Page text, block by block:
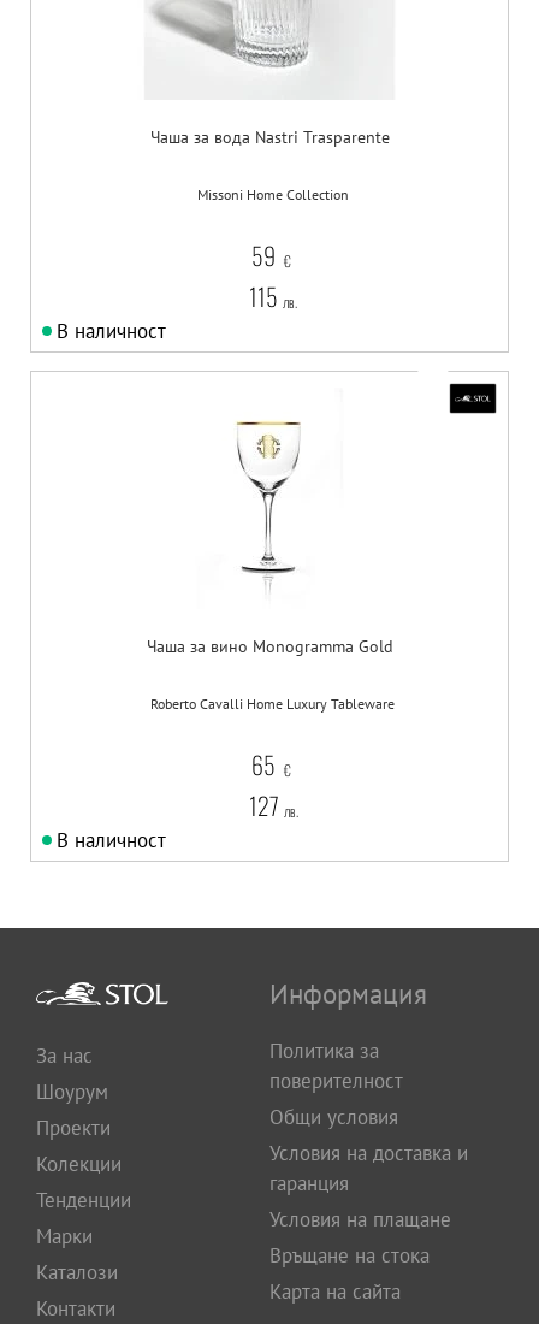
Чаша за вода Nastri Trasparente
Missoni Home Collection
59 €
115 лв.
В наличност
Чаша за вино Monogramma Gold
Roberto Cavalli Home Luxury Tableware
65 €
127 лв.
В наличност
За нас
Шоурум
Проекти
Колекции
Тенденции
Марки
Каталози
Контакти
Информация
Политика за
поверителност
Общи условия
Условия на доставка и
гаранция
Условия на плащане
Връщане на стока
Карта на сайта